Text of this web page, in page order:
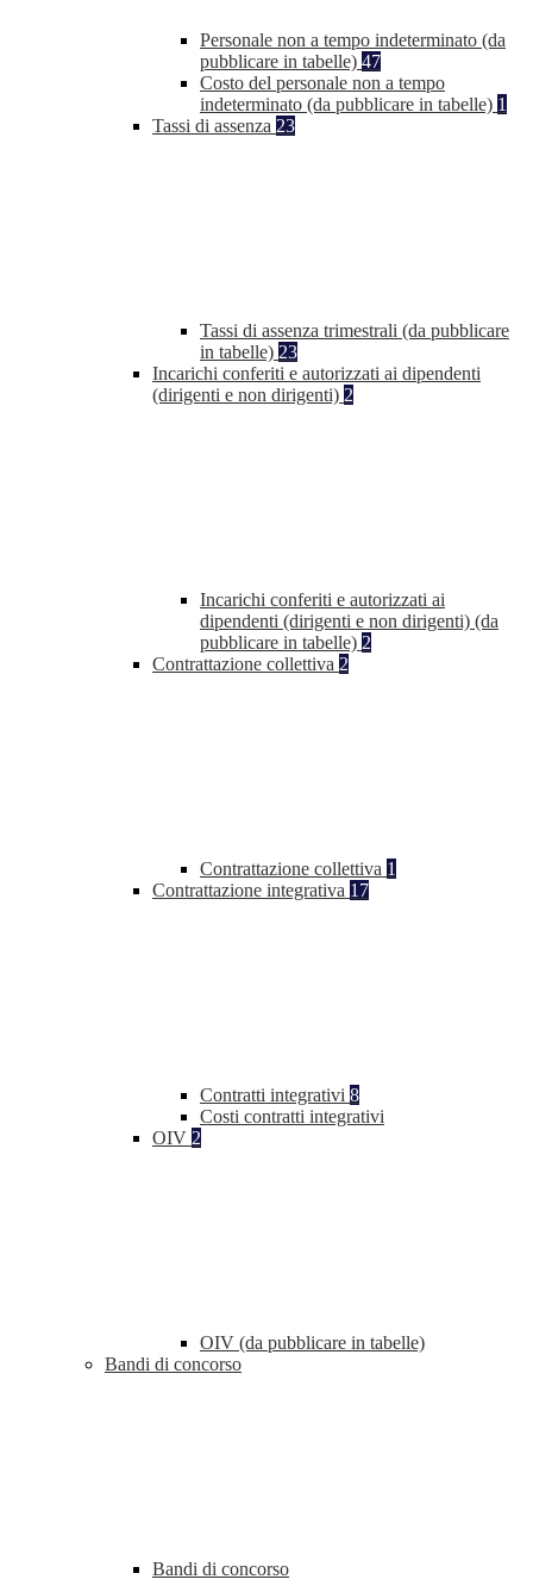
Personale non a tempo indeterminato (da
pubblicare in tabelle) 47
Costo del personale non a tempo
indeterminato (da pubblicare in tabelle) 1
Tassi di assenza 23
Tassi di assenza trimestrali (da pubblicare
in tabelle) 23
Incarichi conferiti e autorizzati ai dipendenti
(dirigenti e non dirigenti) 2
Incarichi conferiti e autorizzati ai
dipendenti (dirigenti e non dirigenti) (da
pubblicare in tabelle) 2
Contrattazione collettiva 2
Contrattazione collettiva 1
Contrattazione integrativa 17
Contratti integrativi 8
Costi contratti integrativi
OIV 2
OIV (da pubblicare in tabelle)
Bandi di concorso
Bandi di concorso